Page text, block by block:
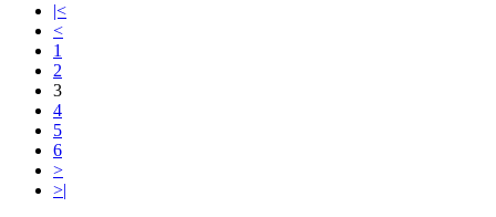
|<
<
1
2
3
4
5
6
>
>|